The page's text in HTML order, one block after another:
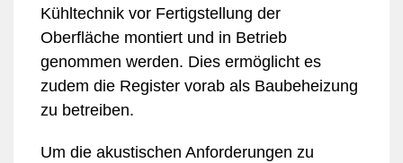
Kühltechnik vor Fertigstellung der
Oberfläche montiert und in Betrieb
genommen werden. Dies ermöglicht es
zudem die Register vorab als Baubeheizung
zu betreiben.
Um die akustischen Anforderungen zu